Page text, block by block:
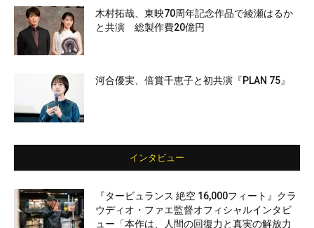
木村拓哉、東映70周年記念作品で綾瀬はるか
と共演 総製作費20億円
河合優実、倍賞千恵子と初共演『PLAN 75』
インタビュー
『タービュランス 絶空 16,000フィート』クラ
ウディオ・ファエ監督オフィシャルインタビ
ュー「本作は、人間の回復力と真実の解放力